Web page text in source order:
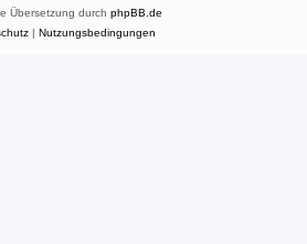
Übersetzung durch phpBB.de
| Nutzungsbedingungen